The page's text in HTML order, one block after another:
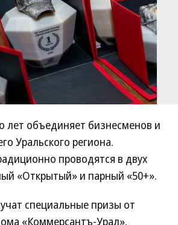
лет объединяет бизнесменов и
Уральского региона.
проводятся в двух
«Открытый» и парный «50+».
специальные призы от
«Коммерсантъ-Урал».